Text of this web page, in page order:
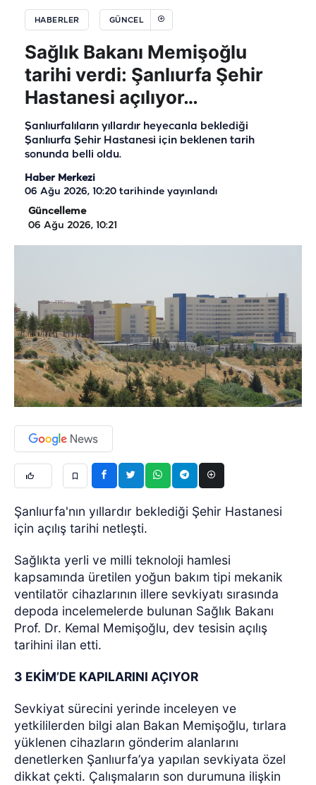
HABERLER GÜNCEL
Sağlık Bakanı Memişoğlu
tarihi verdi: Şanlıurfa Şehir
Hastanesi açılıyor…
Şanlıurfalıların yıllardır heyecanla beklediği
Şanlıurfa Şehir Hastanesi için beklenen tarih
sonunda belli oldu.
Haber Merkezi
06 Ağu 2026, 10:20 tarihinde yayınlandı
Güncelleme
06 Ağu 2026, 10:21
Şanlıurfa'nın yıllardır beklediği Şehir Hastanesi
için açılış tarihi netleşti.
Sağlıkta yerli ve milli teknoloji hamlesi
kapsamında üretilen yoğun bakım tipi mekanik
ventilatör cihazlarının illere sevkiyatı sırasında
depoda incelemelerde bulunan Sağlık Bakanı
Prof. Dr. Kemal Memişoğlu, dev tesisin açılış
tarihini ilan etti.
3 EKİM’DE KAPILARINI AÇIYOR
Sevkiyat sürecini yerinde inceleyen ve
yetkililerden bilgi alan Bakan Memişoğlu, tırlara
yüklenen cihazların gönderim alanlarını
denetlerken Şanlıurfa’ya yapılan sevkiyata özel
dikkat çekti. Çalışmaların son durumuna ilişkin